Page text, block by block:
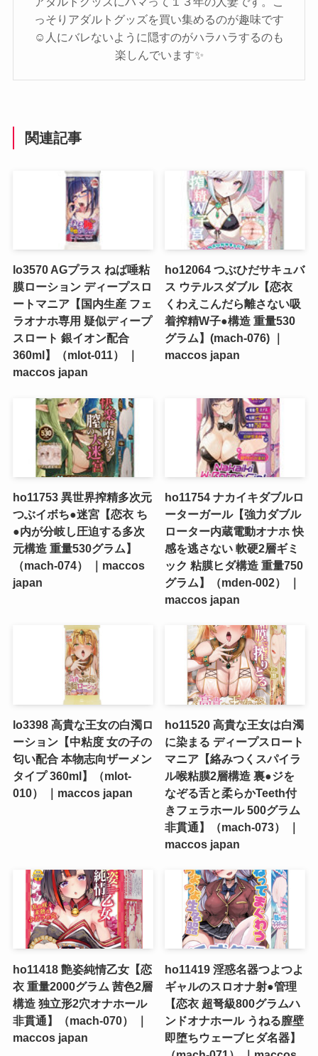
っそりアダルトグッズを買い集めるのが趣味です
☺️人にバレないように隠すのがハラハラするのも
楽しんでいます✨️
関連記事
lo3570 AGプラス ねば唾粘
膜ローション ディープスロ
ートマニア【国内生産 フェ
ラオナホ専用 疑似ディープ
スロート 銀イオン配合
360ml】（mlot-011） ｜
maccos japan
ho12064 つぶひだサキュバ
ス ウテルスダブル【恋衣
くわえこんだら離さない吸
着搾精W子●構造 重量530
グラム】(mach-076) ｜
maccos japan
ho11753 異世界搾精多次元
つぶイボち●迷宮【恋衣 ち
●内が分岐し圧迫する多次
元構造 重量530グラム】
（mach-074） ｜maccos
japan
ho11754 ナカイキダブルロ
ーターガール【強力ダブル
ローター内蔵電動オナホ 快
感を逃さない 軟硬2層ギミ
ック 粘膜ヒダ構造 重量750
グラム】（mden-002） ｜
maccos japan
lo3398 高貴な王女の白濁ロ
ーション【中粘度 女の子の
匂い配合 本物志向ザーメン
タイプ 360ml】（mlot-
010） ｜maccos japan
ho11520 高貴な王女は白濁
に染まる ディープスロート
マニア【絡みつくスパイラ
ル喉粘膜2層構造 裏●ジを
なぞる舌と柔らかTeeth付
きフェラホール 500グラム
非貫通】（mach-073） ｜
maccos japan
ho11418 艶姿純情乙女【恋
衣 重量2000グラム 茜色2層
構造 独立形2穴オナホール
非貫通】（mach-070） ｜
maccos japan
ho11419 淫惑名器つよつよ
ギャルのスロオナ射●管理
【恋衣 超弩級800グラムハ
ンドオナホール うねる膣壁
即堕ちウェーブヒダ名器】